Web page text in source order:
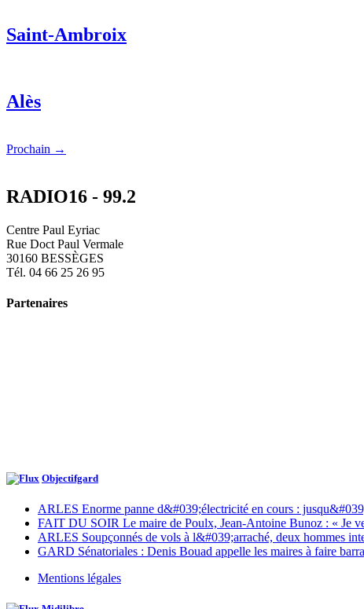
Saint-Ambroix
Alès
Prochain →
RADIO16 - 99.2
Centre Paul Eyriac
Rue Doct Paul Vermale
30160 BESSÈGES
Tél. 04 66 25 26 95
Partenaires
Objectifgard
ARLES Enorme panne d&#039;électricité en cours :
FAIT DU SOIR Le maire de Poulx, Jean-Antoine Bunoz : « Je
ARLES Soupçonnés de vols à l&#039;arraché, deux hommes
GARD Sénatoriales : Denis Bouad appelle les maires à faire
Mentions légales